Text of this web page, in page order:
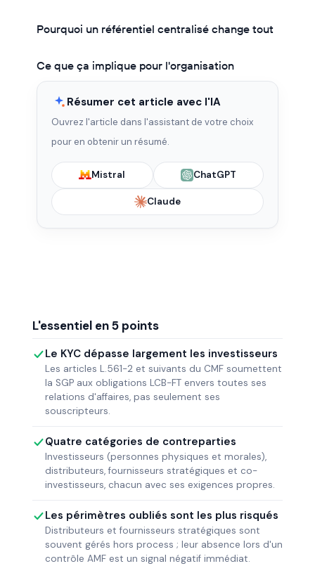
Pourquoi un référentiel centralisé change tout
Ce que ça implique pour l'organisation
Résumer cet article avec l'IA
Ouvrez l'article dans l'assistant de votre choix
pour en obtenir un résumé.
Mistral ChatGPT
Claude
L'essentiel en 5 points
Le KYC dépasse largement les investisseurs
Les articles L.561-2 et suivants du CMF soumettent
la SGP aux obligations LCB-FT envers toutes ses
relations d'affaires, pas seulement ses
souscripteurs.
Quatre catégories de contreparties
Investisseurs (personnes physiques et morales),
distributeurs, fournisseurs stratégiques et co-
investisseurs, chacun avec ses exigences propres.
Les périmètres oubliés sont les plus risqués
Distributeurs et fournisseurs stratégiques sont
souvent gérés hors process ; leur absence lors d'un
contrôle AMF est un signal négatif immédiat.